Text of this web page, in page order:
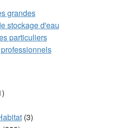
grandes
stockage d'eau
particuliers
(3)